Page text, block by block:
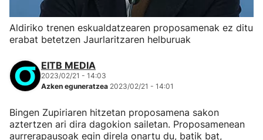
Aldiriko trenen eskualdatzearen proposamenak ez ditu
erabat betetzen Jaurlaritzaren helburuak
EITB MEDIA
2023/02/21 - 14:03
Azken eguneratzea 2023/02/21 - 14:01
Bingen Zupiriaren hitzetan proposamena sakon
aztertzen ari dira dagokion sailetan. Proposamenean
aurrerapausoak egin direla onartu du, batik bat,